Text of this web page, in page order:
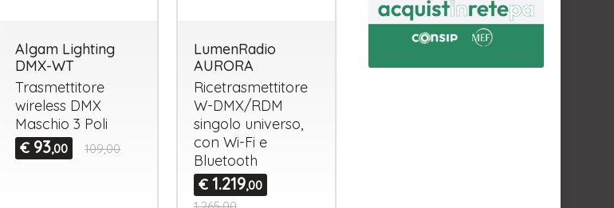
Algam Lighting
DMX-WT
Trasmettitore
wireless DMX
Maschio 3 Poli
€ 93,00 109,00
LumenRadio
AURORA
Ricetrasmettitore
W-DMX/RDM
singolo universo,
con Wi-Fi e
Bluetooth
€ 1.219,00